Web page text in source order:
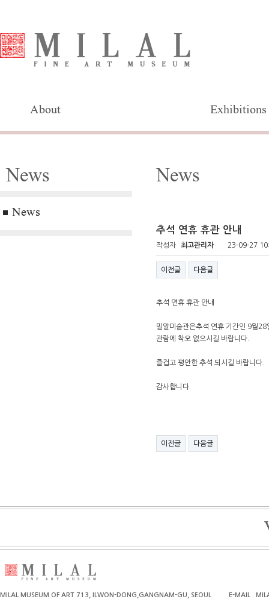
About Exhibitions
News
News
News
추석 연휴 휴관 안내
작성자 최고관리자 23-09-27
이전글 다음글
추석 연휴 휴관 안내
밀알미술관은추석 연휴 기간인 9월
관람에 착오 없으시길 바랍니다.
즐겁고 평안한 추석 되시길 바랍니다.
감사합니다.
이전글 다음글
MILAL MUSEUM OF ART 713, ILWON-DONG,GANGNAM-GU, SEOUL
E-MAIL .